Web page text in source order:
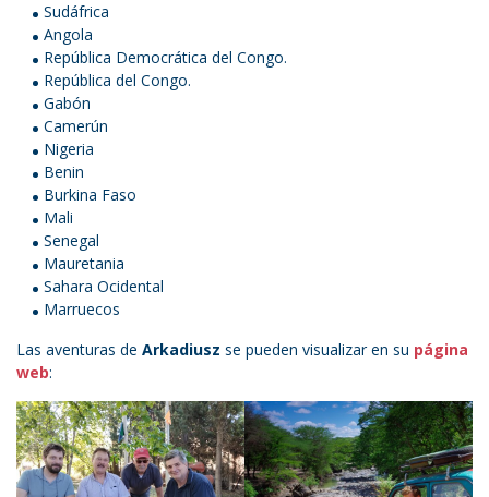
Sudáfrica
Angola
República Democrática del Congo.
República del Congo.
Gabón
Camerún
Nigeria
Benin
Burkina Faso
Mali
Senegal
Mauretania
Sahara Ocidental
Marruecos
Las aventuras de Arkadiusz se pueden visualizar en su página
web: